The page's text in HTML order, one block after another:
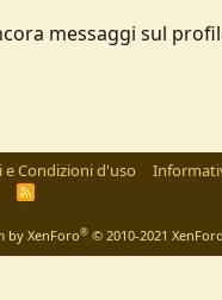
messaggi sul
e Condizioni d'uso
R
by XenForo® © 2010-2021